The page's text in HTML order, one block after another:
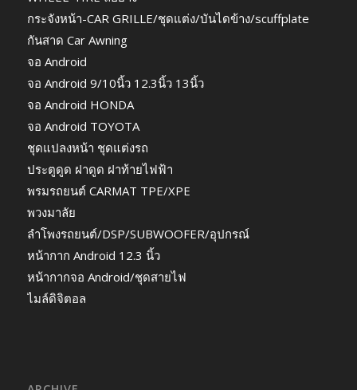
กระจังหน้า-CAR GRILLE/ชุดแต่ง/บันไดข้าง/scuffplate
กันสาด Car Awning
จอ Android
จอ Android 9/10นิ้ว 12.3นิ้ว 13นิ้ว
จอ Android HONDA
จอ Android TOYOTA
ชุดแปลงหน้า ชุดแต่งรถ
ประตูดูด ฝาดูด ฝาท้ายไฟฟ้า
พรมรถยนต์ CARMAT TPE/XPE
พวงมาลัย
ลำโพงรถยนต์/DSP/SUBWOOFER/อุปกรณ์
หน้ากาก Android 12.3 นิ้ว
หน้ากากจอ Android/ชุดสายไฟ
ไมล์ดิจิตอล